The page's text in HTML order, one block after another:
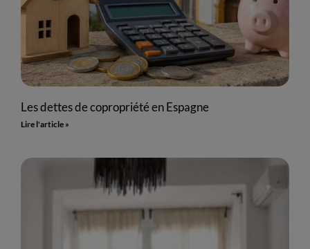
Les dettes de copropriété en Espagne
Lire l'article »